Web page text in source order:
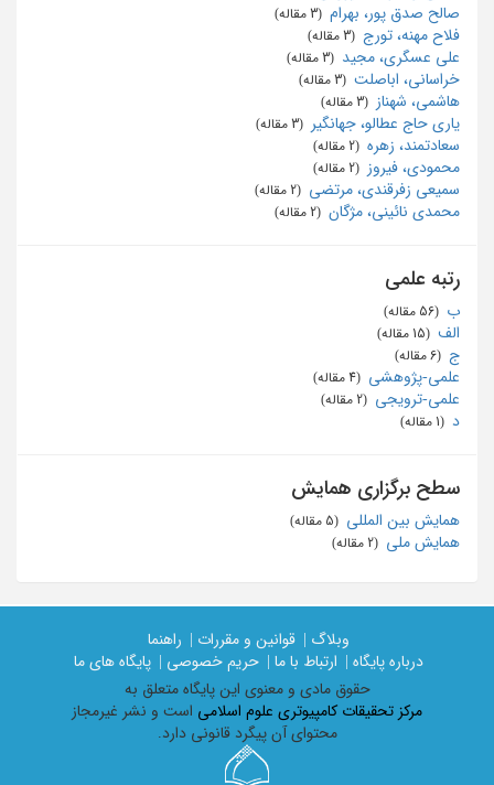
صالح صدق پور، بهرام
فلاح مهنه، تورج
علی عسگری، مجید
خراسانی، اباصلت
هاشمی، شهناز
یاری حاج عطالو، جهانگیر
سعادتمند، زهره
محمودی، فیروز
سمیعی زفرقندی، مرتضی
محمدی نائینی، مژگان
رتبه علمی
ب
الف
ج
علمی-پژوهشی
علمی-ترویجی
د
سطح برگزاری همایش
همایش بین المللی
همایش ملی
وبلاگ | قوانین و مقررات |
راهنما
درباره پایگاه |
ارتباط با ما | حریم خصوصی |
پایگاه های ما
حقوق مادی و معنوی اين پايگاه متعلق به
مرکز تحقیقات کامپیوتری علوم اسلامی است و نشر غیرمجاز
محتوای آن پیگرد قانونی دارد.